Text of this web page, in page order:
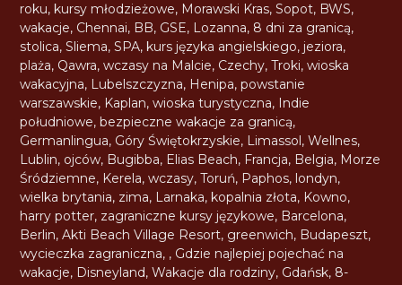
roku, kursy młodzieżowe, Morawski Kras,Sopot, BWS,
wakacje, Chennai, BB, GSE, Lozanna, 8 dni za granicą,
stolica,Sliema,SPA, kurs języka angielskiego, jeziora,
plaża, Qawra,wczasy na Malcie, Czechy,Troki,wioska
wakacyjna, Lubelszczyzna, Henipa,powstanie
warszawskie, Kaplan,wioska turystyczna, Indie
południowe,bezpieczne wakacje za granicą,
Germanlingua, Góry Świętokrzyskie, Limassol,Wellnes,
Lublin, ojców, Bugibba, Elias Beach, Francja, Belgia, Morze
Śródziemne, Kerela,wczasy,Toruń, Paphos, londyn,
wielka brytania, zima, Larnaka, kopalnia złota, Kowno,
harry potter, zagraniczne kursy językowe, Barcelona,
Berlin,Akti Beach Village Resort, greenwich, Budapeszt,
wycieczka zagraniczna, , Gdzie najlepiej pojechać na
wakacje, Disneyland,Wakacje dla rodziny, Gdańsk, 8-